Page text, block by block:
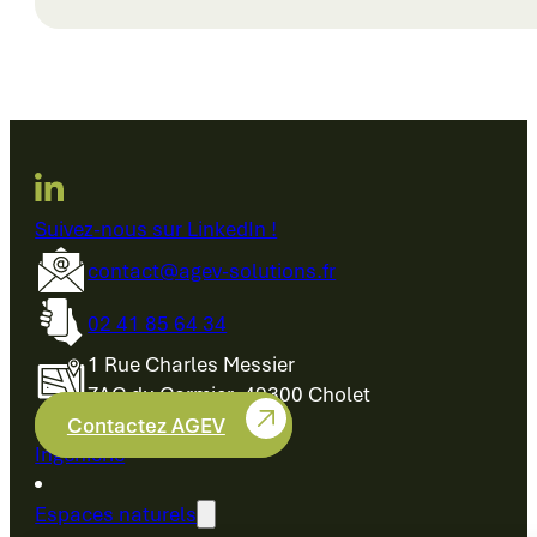
Suivez-nous sur LinkedIn !
contact@agev-solutions.fr
02 41 85 64 34
1 Rue Charles Messier
ZAC du Cormier, 49300 Cholet
Contactez AGEV
Ingénierie
Espaces naturels